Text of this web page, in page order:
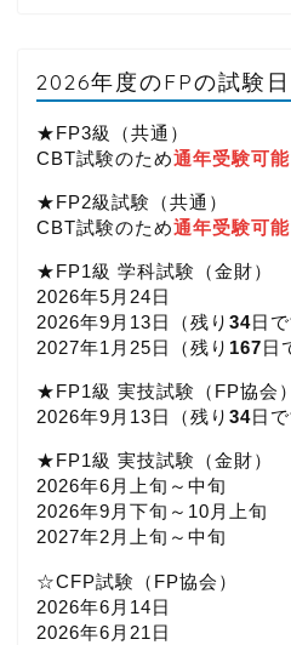
2026年度のFPの試験日
★FP3級（共通）
CBT試験のため通年受験可能
★FP2級試験（共通）
CBT試験のため通年受験可能
★FP1級 学科試験（金財）
2026年5月24日
2026年9月13日（残り 34日で
2027年1月25日（残り 167日
★FP1級 実技試験（FP協会）
2026年9月13日（残り 34日で
★FP1級 実技試験（金財）
2026年6月上旬～中旬
2026年9月下旬～10月上旬
2027年2月上旬～中旬
☆CFP試験（FP協会）
2026年6月14日
2026年6月21日